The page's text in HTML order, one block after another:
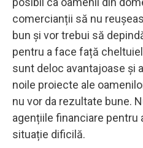
comercianții să nu
bun și vor trebui să
pentru a face față
sunt deloc avantajoase și
noile proiecte ale
nu vor da rezultate bune.
agențiile financiare pentru
situație dificilă.